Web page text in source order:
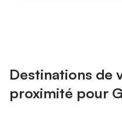
Destinations de
proximité pour